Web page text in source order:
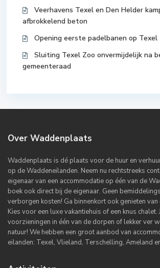
Veerhavens Texel en Den Helder
afbrokkelend beton
Opening eerste padelbanen op Texel
Sluiting Texel Zoo onvermijdelijk na
gemeenteraad
Over Waddenplaats
Waddenplaats is dé plaats voor de huur en
op de Waddeneilanden. Neem nu rechtstreeks
eigenaar van een accommodatie op één van de
boek ook direct bij de eigenaar. Geen
verborgen kosten! Ga binnenkort ook genieten
Kies voor een luxe vakantiehuis of een knus chalet.
voorzieningen in één van de dorpen of lekker ver
natuur! We hebben een groot aanbod van
eilanden: Texel, Vlieland, Terschelling, Ameland